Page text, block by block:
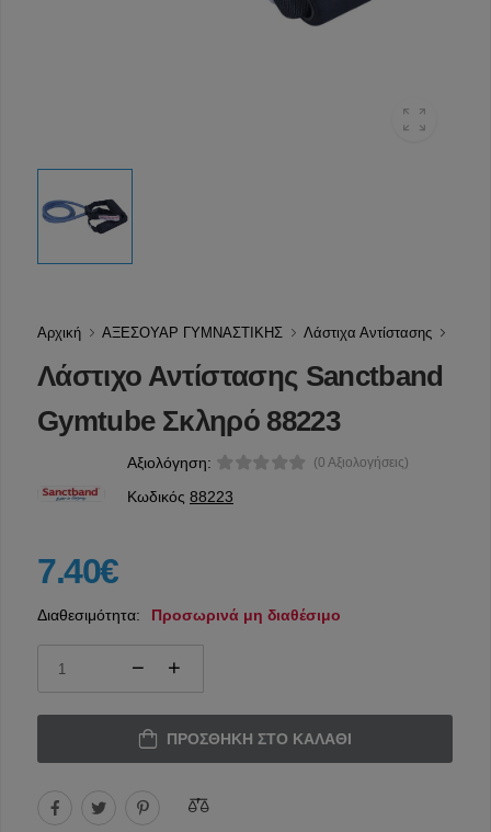
Αρχική ΑΞΕΣΟΥΑΡ ΓΥΜΝΑΣΤΙΚΗΣ Λάστιχα Αντίστασης
Λάστιχο Αντίστασης Sanctband
Gymtube Σκληρό 88223
Αξιολόγηση: (0 Αξιολογήσεις)
Κωδικός 88223
7.40€
Διαθεσιμότητα: Προσωρινά μη διαθέσιμο
ΠΡΟΣΘΉΚΗ ΣΤΟ ΚΑΛΆΘΙ